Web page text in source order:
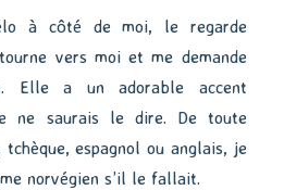
à côté de moi, le regarde
vers moi et me demande
Elle a un adorable accent
ne saurais le dire. De toute
espagnol ou anglais, je
norvégien s’il le fallait.